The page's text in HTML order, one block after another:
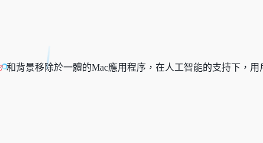
和背景移除於一體的Mac應用程序，在人工智能的支持下，